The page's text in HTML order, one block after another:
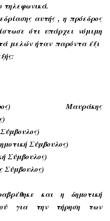
τηλεφωνικά.
αυτής , η πρόεδρος
ότι υπάρχει νόμιμη
μελών ήταν παρόντα έξι
Μαυράκης
Σύμβουλος)
Σύμβουλος)
Σύμβουλος)
και η δημοτική
για την τήρηση των